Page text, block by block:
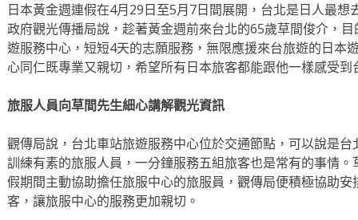
日本黃金週連假在4月29日至5月7日間展開，台北是日人最
政府觀光傳播局說，趁著黃金週前來台北的65歲草間俊介，
遊服務中心，短短4天的志願服務，無限應援來台旅遊的日本
心同仁既專業又親切，希望所有日本旅客都能跟他一樣感受
旅服人員向草間先生細心講解觀光資訊
觀傳局說，台北車站旅遊服務中心位於交通節點，可以說是
訓練有素的旅服人員，一分鐘服務五組旅客也是常有的事情
假期間主動協助擔任旅服中心的旅服員，觀傳局便積極協助
客，讓旅服中心的服務更加親切。